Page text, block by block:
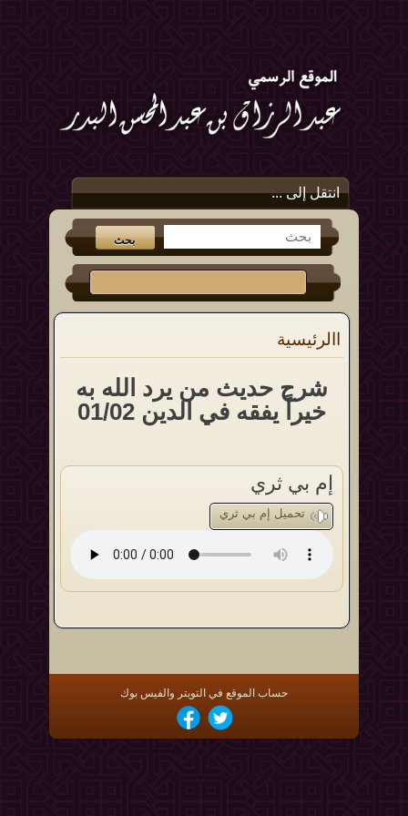
انتقل إلى ...
االرئيسية
شرح حديث من يرد الله به
خيراً يفقه في الدين 01/02
إم بي ثري
تحميل إم بي ثري
حساب الموقع في التويتر والفيس بوك